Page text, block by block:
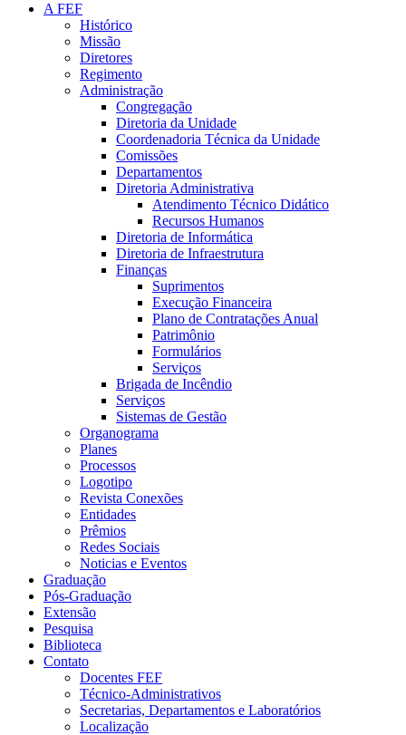
A FEF
Histórico
Missão
Diretores
Regimento
Administração
Congregação
Diretoria da Unidade
Coordenadoria Técnica da Unidade
Comissões
Departamentos
Diretoria Administrativa
Atendimento Técnico Didático
Recursos Humanos
Diretoria de Informática
Diretoria de Infraestrutura
Finanças
Suprimentos
Execução Financeira
Plano de Contratações Anual
Patrimônio
Formulários
Serviços
Brigada de Incêndio
Serviços
Sistemas de Gestão
Organograma
Planes
Processos
Logotipo
Revista Conexões
Entidades
Prêmios
Redes Sociais
Noticias e Eventos
Graduação
Pós-Graduação
Extensão
Pesquisa
Biblioteca
Contato
Docentes FEF
Técnico-Administrativos
Secretarias, Departamentos e Laboratórios
Localização